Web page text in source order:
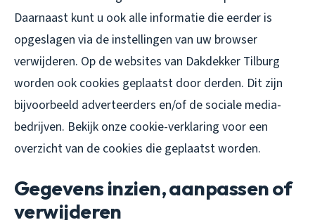
Daarnaast kunt u ook alle informatie die eerder is
opgeslagen via de instellingen van uw browser
verwijderen. Op de websites van Dakdekker Tilburg
worden ook cookies geplaatst door derden. Dit zijn
bijvoorbeeld adverteerders en/of de sociale media-
bedrijven. Bekijk onze cookie-verklaring voor een
overzicht van de cookies die geplaatst worden.
Gegevens inzien, aanpassen of
verwijderen